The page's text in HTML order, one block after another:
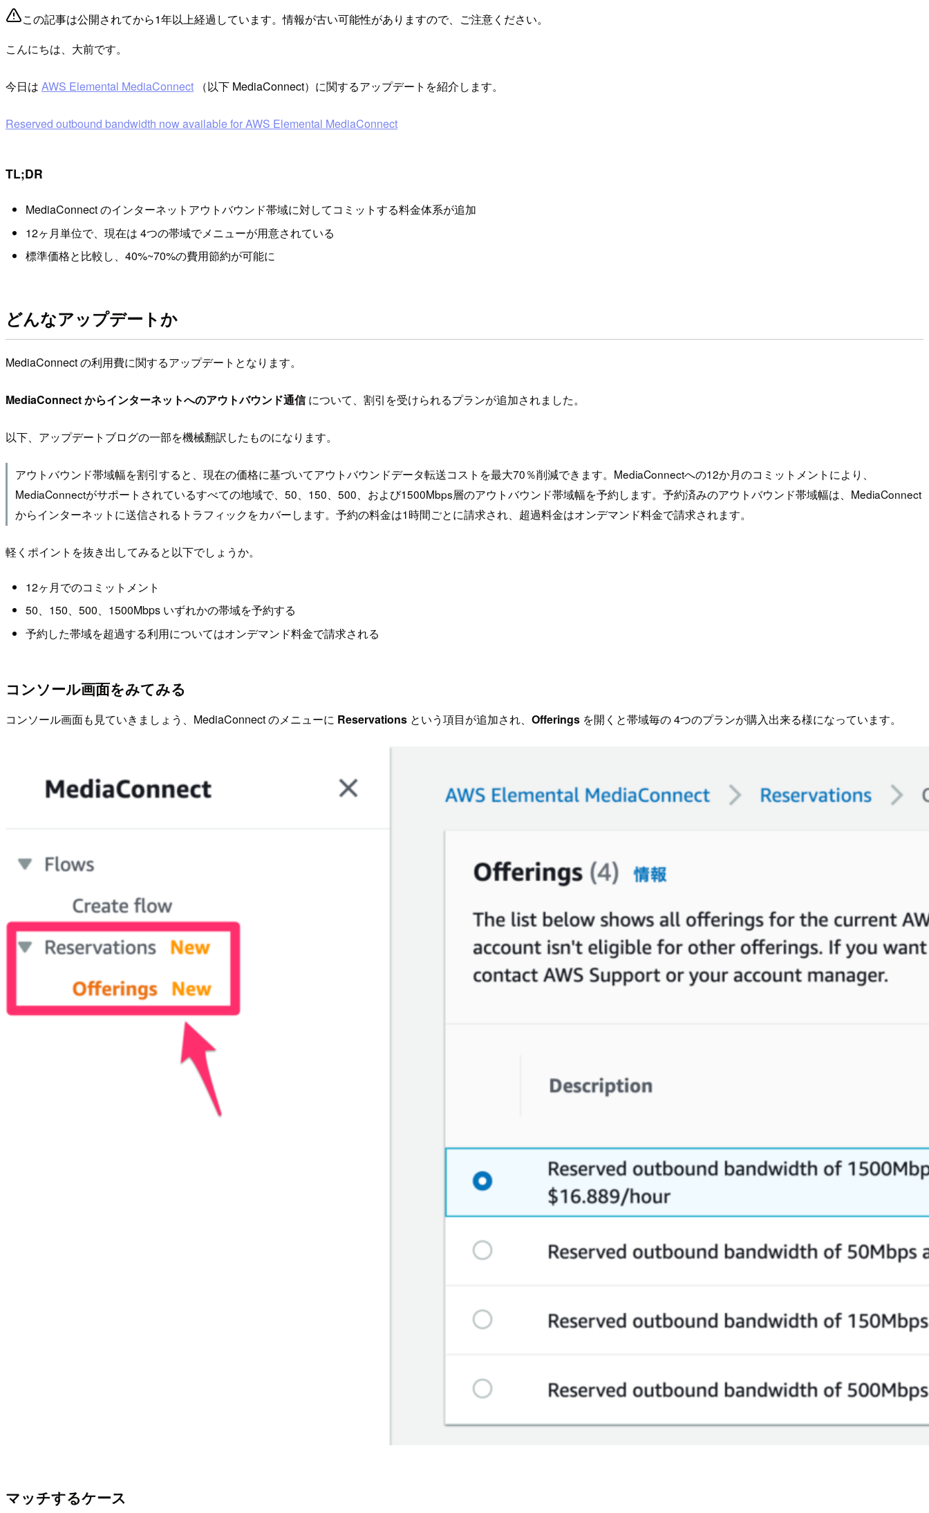
この記事は公開されてから1年以上経過しています。情報が古い可能性がありますので、ご注意ください。
こんにちは、大前です。
今日は AWS Elemental MediaConnect （以下 MediaConnect）に関するアップデートを紹介します。
Reserved outbound bandwidth now available for AWS Elemental MediaConnect
TL;DR
MediaConnect のインターネットアウトバウンド帯域に対してコミットする料金体系が追加
12ヶ月単位で、現在は 4つの帯域でメニューが用意されている
標準価格と比較し、40%~70%の費用節約が可能に
どんなアップデートか
MediaConnect の利用費に関するアップデートとなります。
MediaConnect からインターネットへのアウトバウンド通信について、割引を受けられるプランが追加されました。
以下、アップデートブログの一部を機械翻訳したものになります。
アウトバウンド帯域幅を割引すると、現在の価格に基づいてアウトバウンドデータ転送コストを最大70％削減できます。MediaConnectへの12か月のコミットメントにより、
MediaConnectがサポートされているすべての地域で、50、150、500、および1500Mbps層のアウトバウンド帯域幅を予約します。予約済みのアウトバウンド帯域幅は、MediaConnect
からインターネットに送信されるトラフィックをカバーします。予約の料金は1時間ごとに請求され、超過料金はオンデマンド料金で請求されます。
軽くポイントを抜き出してみると以下でしょうか。
12ヶ月でのコミットメント
50、150、500、1500Mbps いずれかの帯域を予約する
予約した帯域を超過する利用についてはオンデマンド料金で請求される
コンソール画面をみてみる
コンソール画面も見ていきましょう、MediaConnect のメニューに Reservations という項目が追加され、 Offerings を開くと帯域毎の 4つのプランが購入出来る様になっています。
マッチするケース